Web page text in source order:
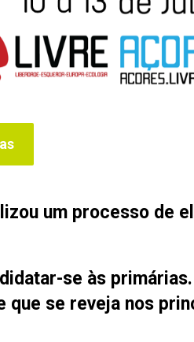
um processo de
se às primárias.
que se reveja nos